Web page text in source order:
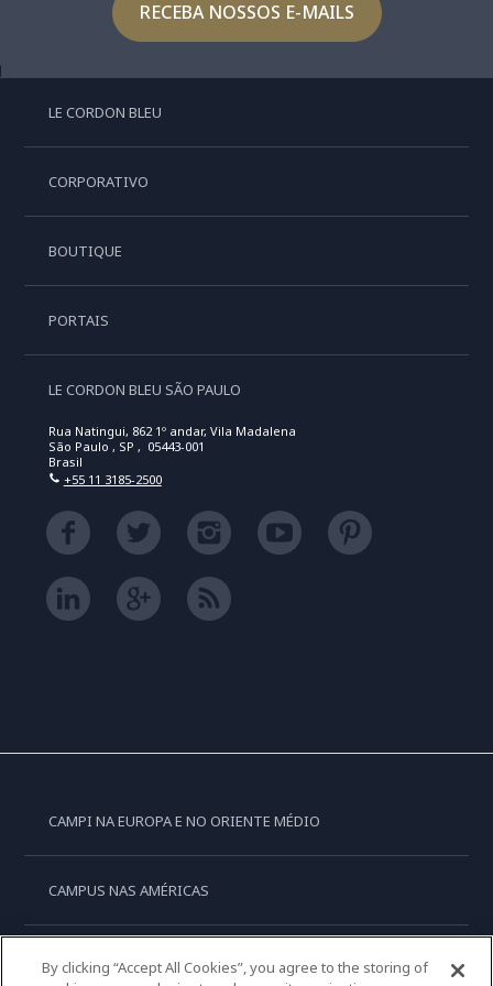
RECEBA NOSSOS E-MAILS
LE CORDON BLEU
CORPORATIVO
BOUTIQUE
PORTAIS
LE CORDON BLEU SÃO PAULO
Rua Natingui, 862 1º andar, Vila Madalena
São Paulo , SP , 05443-001
Brasil
+55 11 3185-2500
CAMPI NA EUROPA E NO ORIENTE MÉDIO
CAMPUS NAS AMÉRICAS
CAMPUS NA OCEANIA
By clicking “Accept All Cookies”, you agree to the storing of